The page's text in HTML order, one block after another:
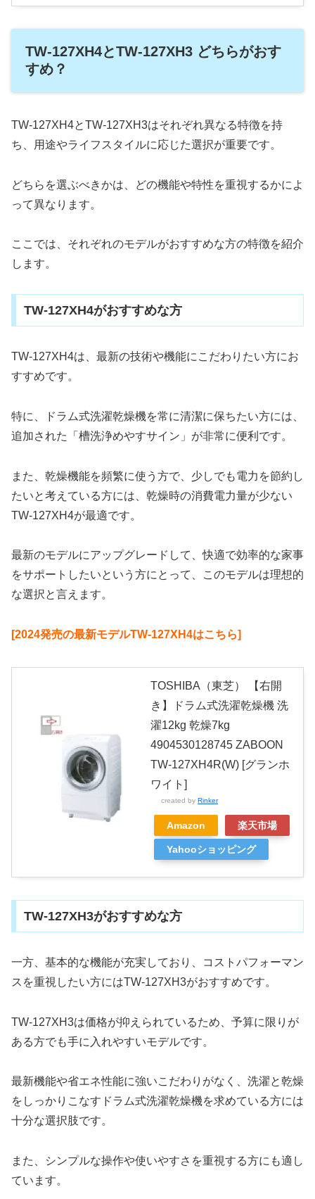
TW-127XH4とTW-127XH3 どちらがおす
すめ？
TW-127XH4とTW-127XH3はそれぞれ異なる特徴を持
ち、用途やライフスタイルに応じた選択が重要です。
どちらを選ぶべきかは、どの機能や特性を重視するかによ
って異なります。
ここでは、それぞれのモデルがおすすめな方の特徴を紹介
します。
TW-127XH4がおすすめな方
TW-127XH4は、最新の技術や機能にこだわりたい方にお
すすめです。
特に、ドラム式洗濯乾燥機を常に清潔に保ちたい方には、
追加された「槽洗浄めやすサイン」が非常に便利です。
また、乾燥機能を頻繁に使う方で、少しでも電力を節約し
たいと考えている方には、乾燥時の消費電力量が少ない
TW-127XH4が最適です。
最新のモデルにアップグレードして、快適で効率的な家事
をサポートしたいという方にとって、このモデルは理想的
な選択と言えます。
[2024発売の最新モデルTW-127XH4はこちら]
TOSHIBA（東芝） 【右開
き】ドラム式洗濯乾燥機 洗
濯12kg 乾燥7kg
4904530128745 ZABOON
TW-127XH4R(W) [グランホ
ワイト]
created by Rinker
Amazon 楽天市場
Yahooショッピング
TW-127XH3がおすすめな方
一方、基本的な機能が充実しており、コストパフォーマン
スを重視したい方にはTW-127XH3がおすすめです。
TW-127XH3は価格が抑えられているため、予算に限りが
ある方でも手に入れやすいモデルです。
最新機能や省エネ性能に強いこだわりがなく、洗濯と乾燥
をしっかりこなすドラム式洗濯乾燥機を求めている方には
十分な選択肢です。
また、シンプルな操作や使いやすさを重視する方にも適し
ています。